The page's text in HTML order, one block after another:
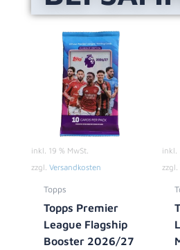
inkl. 19 % MwSt.
zzgl. Versandkosten
Topps
Topps Premier
League Flagship
Booster 2026/27
inkl.
zzgl.